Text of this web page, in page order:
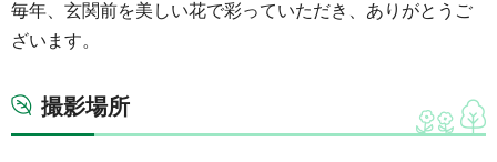
毎年、玄関前を美しい花で彩っていただき、ありがとうご
ざいます。
撮影場所